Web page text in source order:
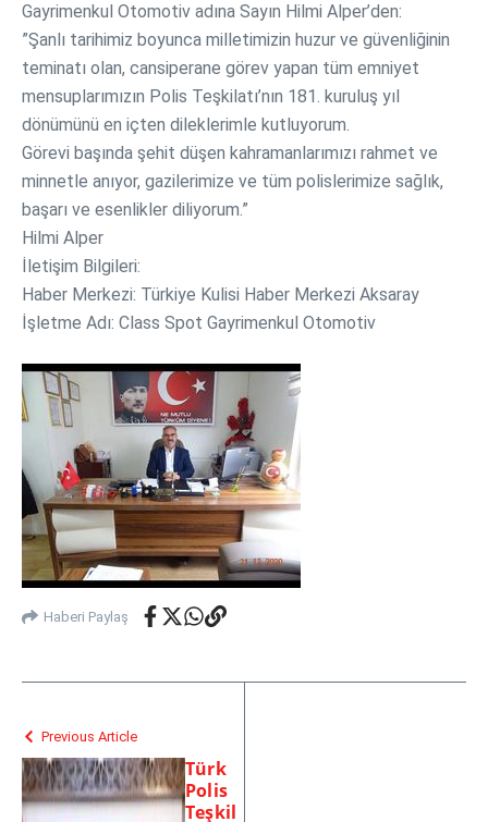
Gayrimenkul Otomotiv adına Sayın Hilmi Alper’den:
​”Şanlı tarihimiz boyunca milletimizin huzur ve güvenliğinin
teminatı olan, cansiperane görev yapan tüm emniyet
mensuplarımızın Polis Teşkilatı’nın 181. kuruluş yıl
dönümünü en içten dileklerimle kutluyorum.
​Görevi başında şehit düşen kahramanlarımızı rahmet ve
minnetle anıyor, gazilerimize ve tüm polislerimize sağlık,
başarı ve esenlikler diliyorum.”
​Hilmi Alper
​İletişim Bilgileri:
​Haber Merkezi: Türkiye Kulisi Haber Merkezi Aksaray
​İşletme Adı: Class Spot Gayrimenkul Otomotiv
Haberi Paylaş
Previous Article
Türk
Polis
Teşkil